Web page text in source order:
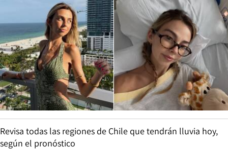
Revisa todas las regiones de Chile que tendrán lluvia hoy,
según el pronóstico